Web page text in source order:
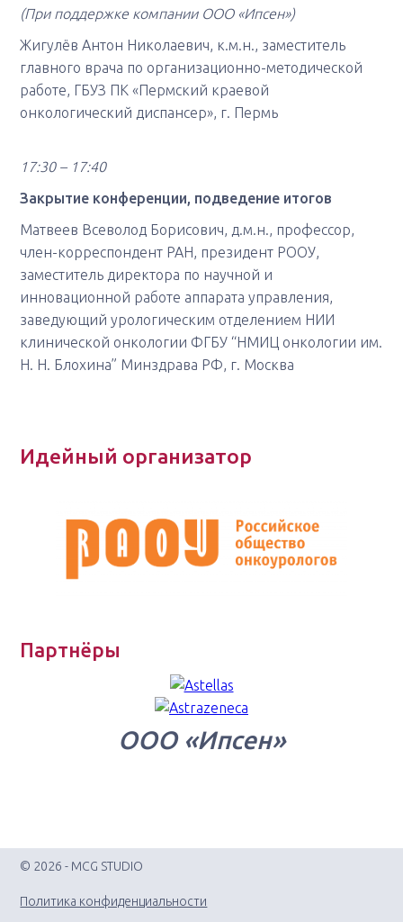
(При поддержке компании ООО «Ипсен»)
Жигулёв Антон Николаевич, к.м.н., заместитель
главного врача по организационно-методической
работе, ГБУЗ ПК «Пермский краевой
онкологический диспансер», г. Пермь
17:30 – 17:40
Закрытие конференции, подведение итогов
Матвеев Всеволод Борисович, д.м.н., профессор,
член-корреспондент РАН, президент РООУ,
заместитель директора по научной и
инновационной работе аппарата управления,
заведующий урологическим отделением НИИ
клинической онкологии ФГБУ “НМИЦ онкологии им.
Н. Н. Блохина” Минздрава РФ, г. Москва
Идейный организатор
Партнёры
ООО «Ипсен»
© 2026 - MCG STUDIO
Политика конфиденциальности